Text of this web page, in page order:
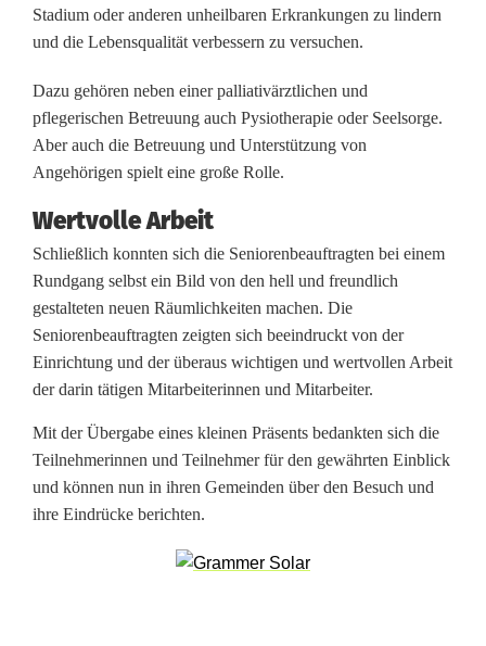
t
b
e
i
c
h
t
i
g
t
e
Stadium oder anderen unheilbaren Erkrankungen zu lindern
und die Lebensqualität verbessern zu versuchen.
Dazu gehören neben einer palliativärztlichen und
pflegerischen Betreuung auch Pysiotherapie oder Seelsorge.
Aber auch die Betreuung und Unterstützung von
Angehörigen spielt eine große Rolle.
Wertvolle Arbeit
Schließlich konnten sich die Seniorenbeauftragten bei einem
Rundgang selbst ein Bild von den hell und freundlich
gestalteten neuen Räumlichkeiten machen. Die
Seniorenbeauftragten zeigten sich beeindruckt von der
Einrichtung und der überaus wichtigen und wertvollen Arbeit
der darin tätigen Mitarbeiterinnen und Mitarbeiter.
Mit der Übergabe eines kleinen Präsents bedankten sich die
Teilnehmerinnen und Teilnehmer für den gewährten Einblick
und können nun in ihren Gemeinden über den Besuch und
ihre Eindrücke berichten.